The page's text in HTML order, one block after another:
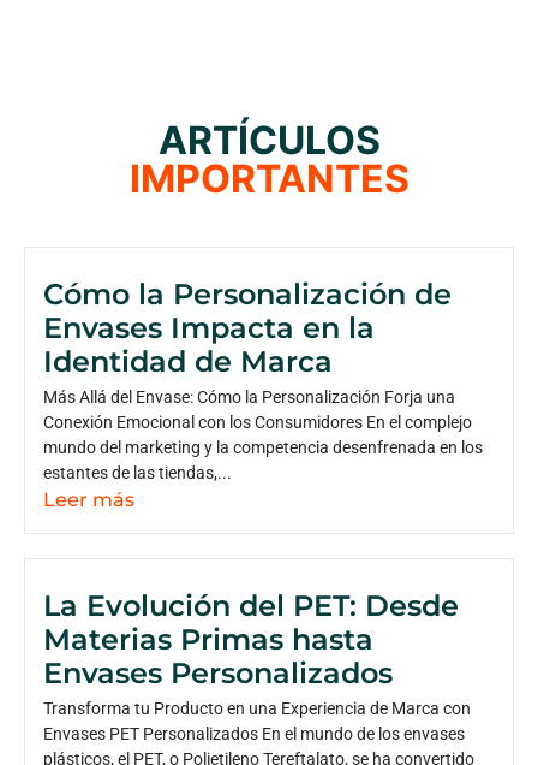
ARTÍCULOS
IMPORTANTES
Cómo la Personalización de
Envases Impacta en la
Identidad de Marca
Más Allá del Envase: Cómo la Personalización Forja una
Conexión Emocional con los Consumidores En el complejo
mundo del marketing y la competencia desenfrenada en los
estantes de las tiendas,...
Leer más
La Evolución del PET: Desde
Materias Primas hasta
Envases Personalizados
Transforma tu Producto en una Experiencia de Marca con
Envases PET Personalizados En el mundo de los envases
plásticos, el PET, o Polietileno Tereftalato, se ha convertido